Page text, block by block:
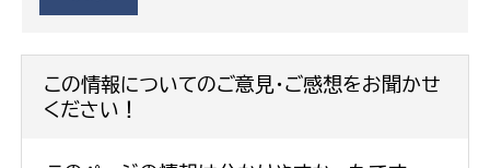
この情報についてのご意見・ご感想をお聞かせ
ください！